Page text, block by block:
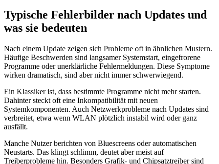
Typische Fehlerbilder nach Updates und
was sie bedeuten
Nach einem Update zeigen sich Probleme oft in ähnlichen Mustern.
Häufige Beschwerden sind langsamer Systemstart, eingefrorene
Programme oder unerklärliche Fehlermeldungen. Diese Symptome
wirken dramatisch, sind aber nicht immer schwerwiegend.
Ein Klassiker ist, dass bestimmte Programme nicht mehr starten.
Dahinter steckt oft eine Inkompatibilität mit neuen
Systemkomponenten. Auch Netzwerkprobleme nach Updates sind
verbreitet, etwa wenn WLAN plötzlich instabil wird oder ganz
ausfällt.
Manche Nutzer berichten von Bluescreens oder automatischen
Neustarts. Das klingt schlimm, deutet aber meist auf
Treiberprobleme hin. Besonders Grafik- und Chipsatztreiber sind